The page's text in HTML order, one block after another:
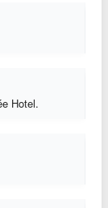
Hotel.